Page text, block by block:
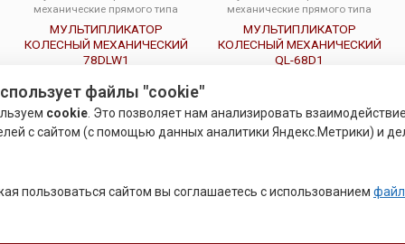
механические прямого типа
МУЛЬТИПЛИКАТОР
КОЛЕСНЫЙ МЕХАНИЧЕСКИЙ
78DLW1
Оценка
из
Подробнее
механические прямого типа
МУЛЬТИПЛИКАТОР
КОЛЕСНЫЙ МЕХАНИЧЕСКИЙ
QL-68D1
из
5
Подробнее
файлы "cookie"
cookie . Это позволяет нам анализировать
с сайтом (с помощью данных аналитики Яндекс.Метрики) и
пользоваться сайтом вы соглашаетесь с использованием